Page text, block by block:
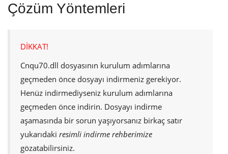
Çözüm Yöntemleri
DİKKAT!
Cnqu70.dll dosyasının kurulum adımlarına
geçmeden önce dosyayı indirmeniz gerekiyor.
Henüz indirmediyseniz kurulum adımlarına
geçmeden önce indirin. Dosyayı indirme
aşamasında bir sorun yaşıyorsanız birkaç satır
yukarıdaki resimli indirme rehberimize
gözatabilirsiniz.